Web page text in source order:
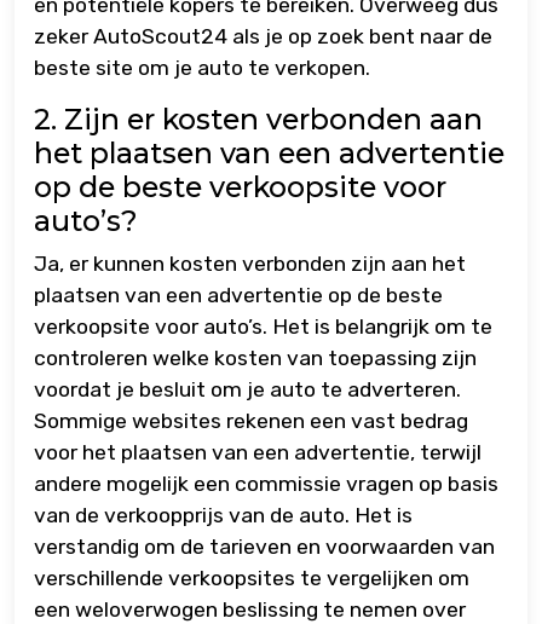
en potentiële kopers te bereiken. Overweeg dus
zeker AutoScout24 als je op zoek bent naar de
beste site om je auto te verkopen.
2. Zijn er kosten verbonden aan
het plaatsen van een advertentie
op de beste verkoopsite voor
auto’s?
Ja, er kunnen kosten verbonden zijn aan het
plaatsen van een advertentie op de beste
verkoopsite voor auto’s. Het is belangrijk om te
controleren welke kosten van toepassing zijn
voordat je besluit om je auto te adverteren.
Sommige websites rekenen een vast bedrag
voor het plaatsen van een advertentie, terwijl
andere mogelijk een commissie vragen op basis
van de verkoopprijs van de auto. Het is
verstandig om de tarieven en voorwaarden van
verschillende verkoopsites te vergelijken om
een weloverwogen beslissing te nemen over